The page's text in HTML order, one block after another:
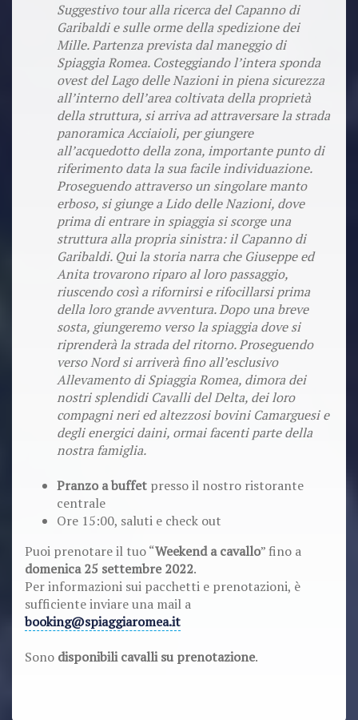
Suggestivo tour alla ricerca del Capanno di
Garibaldi e sulle orme della spedizione dei
Mille. Partenza prevista dal maneggio di
Spiaggia Romea. Costeggiando l’intera sponda
ovest del Lago delle Nazioni in piena sicurezza
all’interno dell’area coltivata della proprietà
della struttura, si arriva ad attraversare la strada
panoramica Acciaioli, per giungere
all’acquedotto della zona, importante punto di
riferimento data la sua facile individuazione.
Proseguendo attraverso un singolare manto
erboso, si giunge a Lido delle Nazioni, dove
prima di entrare in spiaggia si scorge una
struttura alla propria sinistra: il Capanno di
Garibaldi. Qui la storia narra che Giuseppe ed
Anita trovarono riparo al loro passaggio,
riuscendo così a rifornirsi e rifocillarsi prima
della loro grande avventura. Dopo una breve
sosta, giungeremo verso la spiaggia dove si
riprenderà la strada del ritorno. Proseguendo
verso Nord si arriverà fino all’esclusivo
Allevamento di Spiaggia Romea, dimora dei
nostri splendidi Cavalli del Delta, dei loro
compagni neri ed altezzosi bovini Camarguesi e
degli energici daini, ormai facenti parte della
nostra famiglia.
Pranzo a buffet presso il nostro ristorante
centrale
Ore 15:00, saluti e check out
Puoi prenotare il tuo “Weekend a cavallo” fino a
domenica 25 settembre 2022.
Per informazioni sui pacchetti e prenotazioni, è
sufficiente inviare una mail a
booking@spiaggiaromea.it
Sono disponibili cavalli su prenotazione.